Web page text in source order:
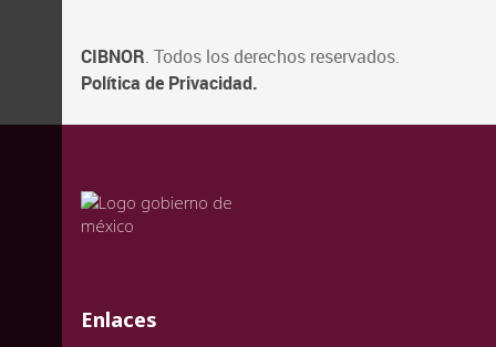
CIBNOR. Todos los derechos reservados.
Política de Privacidad.
valida
valida
valida
Enlaces